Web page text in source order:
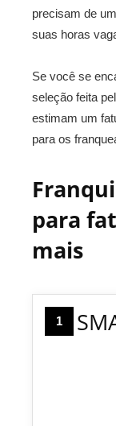
precisam de
suas horas
Se você se
seleção feita
estimam um
para os
para
mais
1